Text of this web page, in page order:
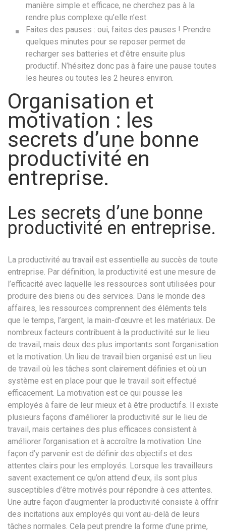
manière simple et efficace, ne cherchez pas à la
rendre plus complexe qu’elle n’est.
Faites des pauses : oui, faites des pauses ! Prendre
quelques minutes pour se reposer permet de
recharger ses batteries et d’être ensuite plus
productif. N’hésitez donc pas à faire une pause toutes
les heures ou toutes les 2 heures environ.
Organisation et
motivation : les
secrets d’une bonne
productivité en
entreprise.
Les secrets d’une bonne
productivité en entreprise.
La productivité au travail est essentielle au succès de toute
entreprise. Par définition, la productivité est une mesure de
l’efficacité avec laquelle les ressources sont utilisées pour
produire des biens ou des services. Dans le monde des
affaires, les ressources comprennent des éléments tels
que le temps, l’argent, la main-d’œuvre et les matériaux. De
nombreux facteurs contribuent à la productivité sur le lieu
de travail, mais deux des plus importants sont l’organisation
et la motivation. Un lieu de travail bien organisé est un lieu
de travail où les tâches sont clairement définies et où un
système est en place pour que le travail soit effectué
efficacement. La motivation est ce qui pousse les
employés à faire de leur mieux et à être productifs. Il existe
plusieurs façons d’améliorer la productivité sur le lieu de
travail, mais certaines des plus efficaces consistent à
améliorer l’organisation et à accroître la motivation. Une
façon d’y parvenir est de définir des objectifs et des
attentes clairs pour les employés. Lorsque les travailleurs
savent exactement ce qu’on attend d’eux, ils sont plus
susceptibles d’être motivés pour répondre à ces attentes.
Une autre façon d’augmenter la productivité consiste à offrir
des incitations aux employés qui vont au-delà de leurs
tâches normales. Cela peut prendre la forme d’une prime,